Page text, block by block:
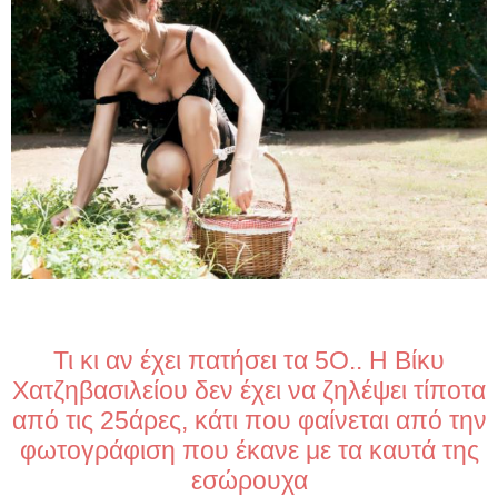
Τι κι αν έχει πατήσει τα 5Ο.. Η Βίκυ
Χατζηβασιλείου δεν έχει να ζηλέψει τίποτα
από τις 25άρες, κάτι που φαίνεται από την
φωτογράφιση που έκανε με τα καυτά της
εσώρουχα